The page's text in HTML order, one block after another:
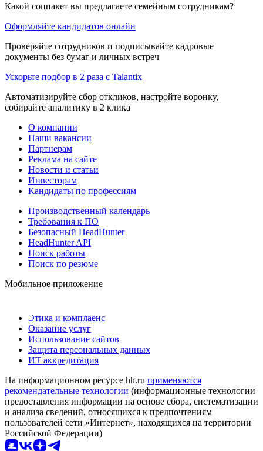
Какой соцпакет вы предлагаете семейным сотрудникам?
Оформляйте кандидатов онлайн
Проверяйте сотрудников и подписывайте кадровые
документы без бумаг и личных встреч
Ускорьте подбор в 2 раза с Talantix
Автоматизируйте сбор откликов, настройте воронку,
собирайте аналитику в 2 клика
О компании
Наши вакансии
Партнерам
Реклама на сайте
Новости и статьи
Инвесторам
Кандидаты по профессиям
Производственный календарь
Требования к ПО
Безопасный HeadHunter
HeadHunter API
Поиск работы
Поиск по резюме
Мобильное приложение
Этика и комплаенс
Оказание услуг
Использование сайтов
Защита персональных данных
ИТ аккредитация
На информационном ресурсе hh.ru применяются
рекомендательные технологии (информационные технологии
предоставления информации на основе сбора, систематизации
и анализа сведений, относящихся к предпочтениям
пользователей сети «Интернет», находящихся на территории
Российской Федерации)